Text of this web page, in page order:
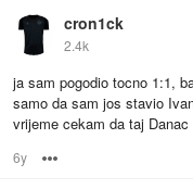
cron1ck
2.4k
ja sam pogodio tocno 1:1,
samo da sam jos stavio
vrijeme cekam da taj
6y